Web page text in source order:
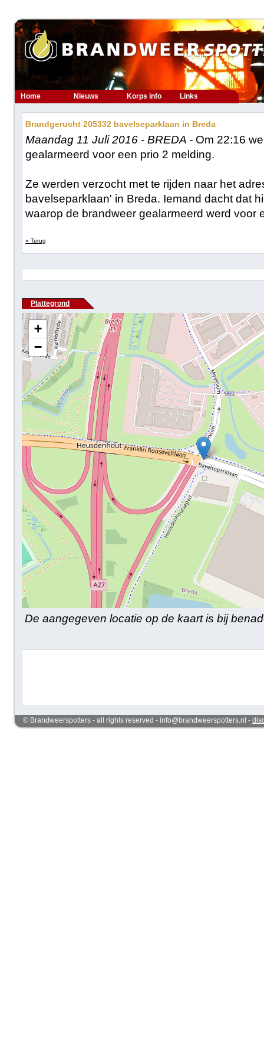
Home Nieuws Korps info Links
Brandgerucht 205332 bavelseparklaan in Breda
Maandag 11 Juli 2016 - BREDA - Om 22:16
gealarmeerd voor een prio 2 melding.
Ze werden verzocht met te rijden naar het
bavelseparklaan' in Breda. Iemand dacht dat
waarop de brandweer gealarmeerd werd voor
« Terug
Plattegrond
+
−
De aangegeven locatie op de kaart is bij
© Brandweerspotters - all rights reserved - info@brandweerspotters.nl -